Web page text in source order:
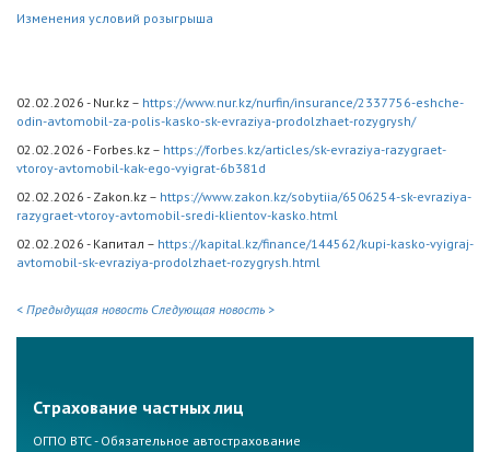
Изменения условий розыгрыша
02.02.2026 - Nur.kz – https://www.nur.kz/nurfin/insurance/2337756-eshche-
odin-avtomobil-za-polis-kasko-sk-evraziya-prodolzhaet-rozygrysh/
02.02.2026 - Forbes.kz – https://forbes.kz/articles/sk-evraziya-razygraet-
vtoroy-avtomobil-kak-ego-vyigrat-6b381d
02.02.2026 - Zakon.kz – https://www.zakon.kz/sobytiia/6506254-sk-evraziya-
razygraet-vtoroy-avtomobil-sredi-klientov-kasko.html
02.02.2026 - Капитал – https://kapital.kz/finance/144562/kupi-kasko-vyigraj-
avtomobil-sk-evraziya-prodolzhaet-rozygrysh.html
< Предыдущая новость Следующая новость >
Страхование частных лиц
ОГПО ВТС - Обязательное автострахование